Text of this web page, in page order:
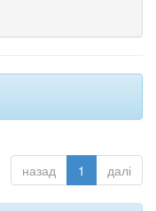
назад 1 далі